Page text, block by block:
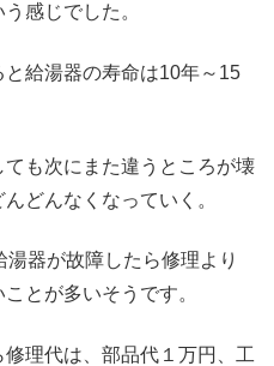
感じでした。
給湯器の寿命は10年～15
も次にまた違うところが壊
どんなくなっていく。
器が故障したら修理より
とが多いそうです。
理代は、部品代１万円、工